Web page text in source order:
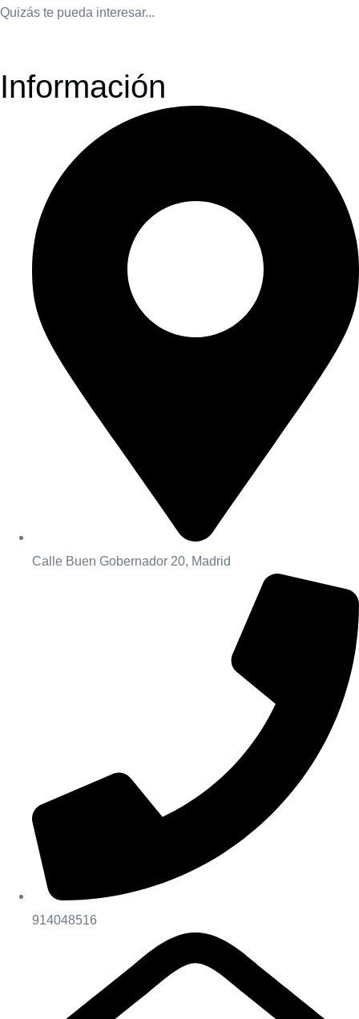
Quizás te pueda interesar...
Información
Calle Buen Gobernador 20, Madrid
914048516